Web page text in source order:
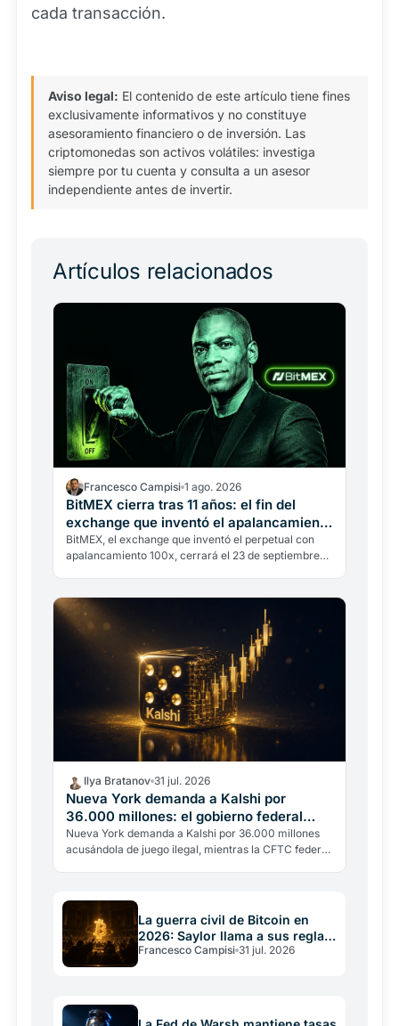
cada transacción.
Aviso legal: El contenido de este artículo tiene fines
exclusivamente informativos y no constituye
asesoramiento financiero o de inversión. Las
criptomonedas son activos volátiles: investiga
siempre por tu cuenta y consulta a un asesor
independiente antes de invertir.
Artículos relacionados
Francesco Campisi 1 ago. 2026
BitMEX cierra tras 11 años: el fin del
exchange que inventó el apalancamiento
100x
BitMEX, el exchange que inventó el perpetual con
apalancamiento 100x, cerrará el 23 de septiembre
Ilya Bratanov 31 jul. 2026
Nueva York demanda a Kalshi por
36.000 millones: el gobierno federal
interviene
Nueva York demanda a Kalshi por 36.000 millones
acusándola de juego ilegal, mientras la CFTC federal
La guerra civil de Bitcoin en
2026: Saylor llama a sus reglas
una constitución
Francesco Campisi 31 jul. 2026